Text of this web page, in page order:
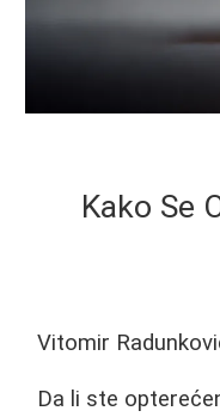
Kako Se
Vitomir
Da li ste